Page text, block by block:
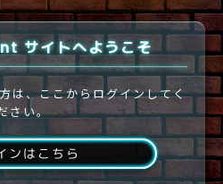
サイトへようこそ
は、ここからログインしてく
さい。
ンはこちら